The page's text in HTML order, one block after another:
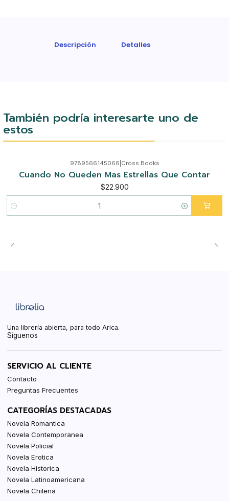
Descripción Detalles
También podría interesarte uno de
estos
9789566145066 Cross Books
Cuando No Queden Mas Estrellas Que Contar
$22.900
Cantidad
Una librería abierta, para todo Arica.
Síguenos
SERVICIO AL CLIENTE
Contacto
Preguntas Frecuentes
CATEGORÍAS DESTACADAS
Novela Romantica
Novela Contemporanea
Novela Policial
Novela Erotica
Novela Historica
Novela Latinoamericana
Novela Chilena